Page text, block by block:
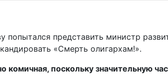
попытался представить министр
«Смерть олигархам!».
комичная, поскольку значительную